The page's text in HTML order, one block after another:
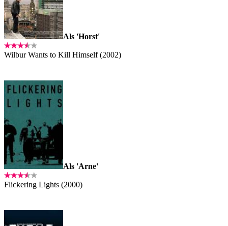
Als 'Horst'
Wilbur Wants to Kill Himself (2002)
Als 'Arne'
Flickering Lights (2000)